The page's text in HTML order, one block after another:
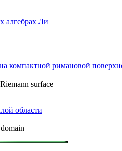
алгебрах Ли
компактной римановой
surface
области